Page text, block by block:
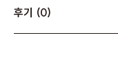
후기 (0)